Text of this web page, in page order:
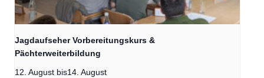
Jagdaufseher Vorbereitungskurs &
Pächterweiterbildung
12. August bis14. August